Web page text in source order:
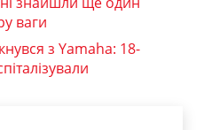
ваги
з Yamaha: 18-